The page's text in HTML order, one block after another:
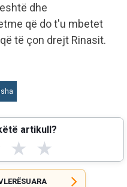
dhe
që do t'u mbetet
të çon drejt Rinasit.
artikull?
★ ★